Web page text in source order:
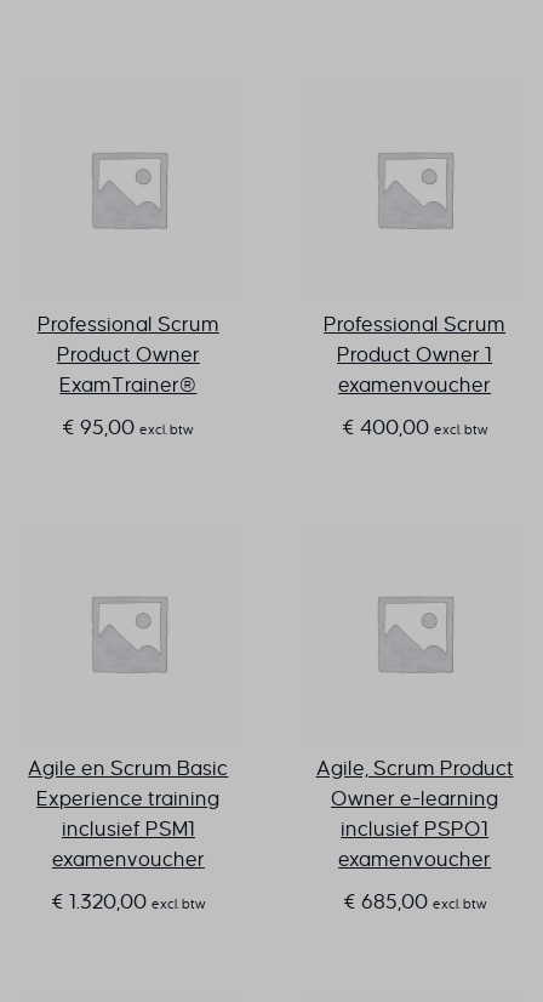
Professional Scrum
Product Owner
ExamTrainer®
€ 95,00 excl. btw
Professional Scrum
Product Owner 1
examenvoucher
€ 400,00 excl. btw
Agile en Scrum Basic
Experience training
inclusief PSM1
examenvoucher
€ 1.320,00 excl. btw
Agile, Scrum Product
Owner e-learning
inclusief PSPO1
examenvoucher
€ 685,00 excl. btw